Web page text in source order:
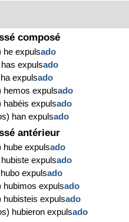
composé
he expulsado
expulsado
expulsado
hemos expulsado
habéis expulsado
han expulsado
antérieur
hube expulsado
expulsado
expulsado
hubimos expulsado
hubisteis expulsado
hubieron expulsado